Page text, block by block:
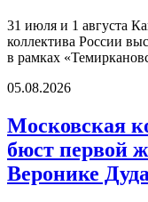
31 июля и 1 августа
коллектива России
в рамках
05.08.2026
Московская
бюст первой
Веронике